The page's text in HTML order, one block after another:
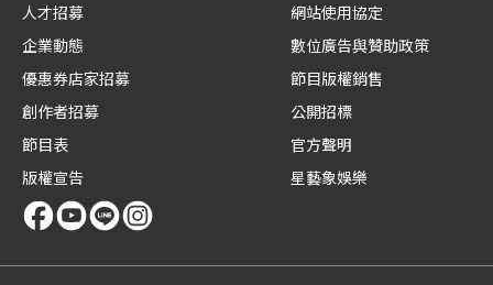
人才招募
企業動態
優惠券店家招募
創作者招募
節目表
版權宣告
網站使用協定
數位廣告與贊助政策
節目版權銷售
公開招標
官方聲明
星藝象娛樂